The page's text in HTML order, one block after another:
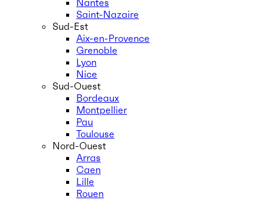
Nantes
Saint-Nazaire
Sud-Est
Aix-en-Provence
Grenoble
Lyon
Nice
Sud-Ouest
Bordeaux
Montpellier
Pau
Toulouse
Nord-Ouest
Arras
Caen
Lille
Rouen